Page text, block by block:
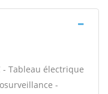
- Tableau électrique
-